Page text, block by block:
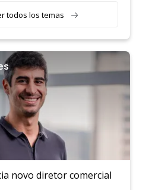
todos los temas
novo diretor comercial